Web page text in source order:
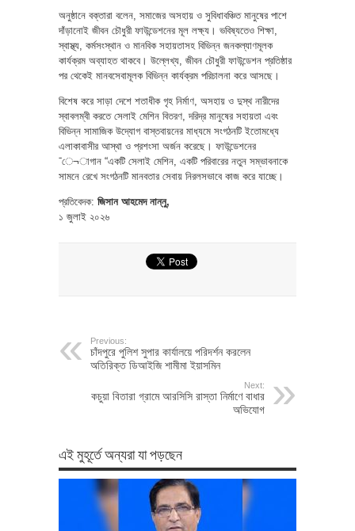
অনুষ্ঠানে বক্তারা বলেন, সমাজের অসহায় ও সুবিধাবঞ্চিত মানুষের পাশে
দাঁড়ানোই জীবন চৌধুরী ফাউন্ডেশনের মূল লক্ষ্য। ভবিষ্যতেও শিক্ষা,
স্বাস্থ্য, কর্মসংস্থান ও মানবিক সহায়তাসহ বিভিন্ন জনকল্যাণমূলক
কার্যক্রম অব্যাহত থাকবে। উল্লেখ্য, জীবন চৌধুরী ফাউন্ডেশন প্রতিষ্ঠার
পর থেকেই মানবসেবামূলক বিভিন্ন কার্যক্রম পরিচালনা করে আসছে।
বিশেষ করে সাড়া দেশে শতাধীক গৃহ নির্মাণ, অসহায় ও দুস্থ নারীদের
স্বাবলম্বী করতে সেলাই মেশিন বিতরণ, দরিদ্র মানুষের সহায়তা এবং
বিভিন্ন সামাজিক উদ্যোগ বাস্তবায়নের মাধ্যমে সংগঠনটি ইতোমধ্যে
এলাকাবাসীর আস্থা ও প্রশংসা অর্জন করেছে। ফাউন্ডেশনের
¯ে¬াগান “একটি সেলাই মেশিন, একটি পরিবারের নতুন সম্ভাবনাকে
সামনে রেখে সংগঠনটি মানবতার সেবায় নিরলসভাবে কাজ করে যাচ্ছে।
প্রতিবেদক: জিসান আহমেদ নান্নু,
১ জুলাই ২০২৬
Previous:
চাঁদপুরে পুলিশ সুপার কার্যালয়ে পরিদর্শন করলেন
অতিরিক্ত ডিআইজি শামীমা ইয়াসমিন
Next:
কচুয়া বিতারা গ্রামে আরসিসি রাস্তা নির্মাণে বাধার
অভিযোগ
এই মুহূর্তে অন্যরা যা পড়ছেন